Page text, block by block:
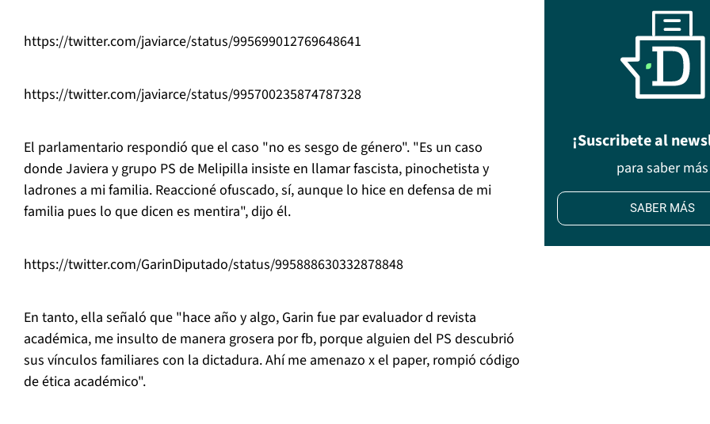
https://twitter.com/javiarce/status/995699012769648641
https://twitter.com/javiarce/status/995700235874787328
El parlamentario respondió que el caso "no es sesgo de género". "Es un caso
donde Javiera y grupo PS de Melipilla insiste en llamar fascista, pinochetista y
ladrones a mi familia. Reaccioné ofuscado, sí, aunque lo hice en defensa de mi
familia pues lo que dicen es mentira", dijo él.
https://twitter.com/GarinDiputado/status/995888630332878848
En tanto, ella señaló que "hace año y algo, Garin fue par evaluador d revista
académica, me insulto de manera grosera por fb, porque alguien del PS descubrió
sus vínculos familiares con la dictadura. Ahí me amenazo x el paper, rompió código
de ética académico".
¡Suscribete al
para saber más
SABER MÁS